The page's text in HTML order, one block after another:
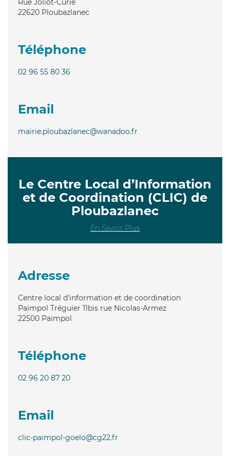
Rue Joliot-Curie
22620 Ploubazlanec
Téléphone
02 96 55 80 36
Email
mairie.ploubazlanec@wanadoo.fr
Le Centre Local d’Information
et de Coordination (CLIC) de
Ploubazlanec
En Savoir Plus
Adresse
Centre local d'information et de coordination
Paimpol Tréguier 11bis rue Nicolas-Armez
22500 Paimpol
Téléphone
02 96 20 87 20
Email
clic-paimpol-goelo@cg22.fr